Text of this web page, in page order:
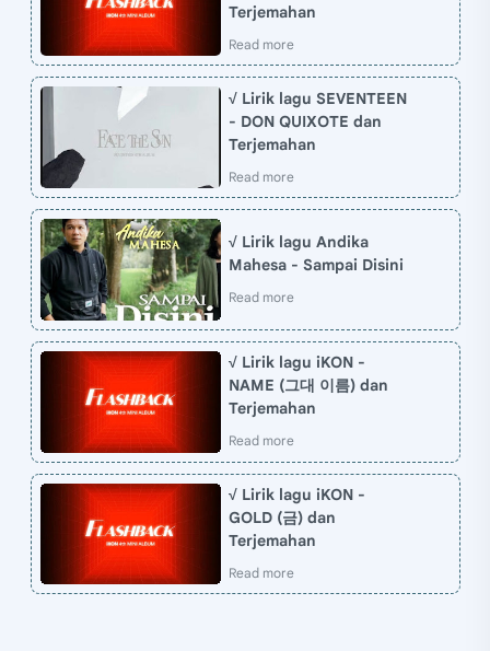
Terjemahan
√ Lirik lagu SEVENTEEN
- DON QUIXOTE dan
Terjemahan
√ Lirik lagu Andika
Mahesa - Sampai Disini
√ Lirik lagu iKON -
NAME (그대 이름) dan
Terjemahan
√ Lirik lagu iKON -
GOLD (금) dan
Terjemahan